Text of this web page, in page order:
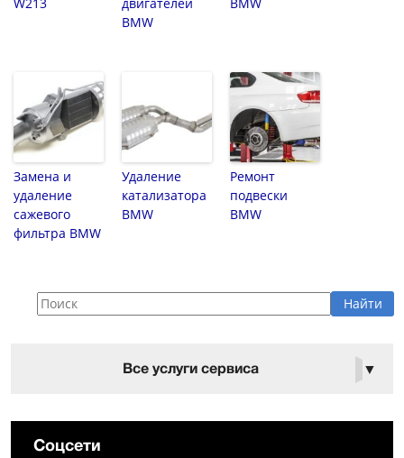
BMW
Замена и
удаление
сажевого
фильтра BMW
Удаление
катализатора
BMW
Ремонт
подвески
BMW
Все услуги сервиса ▼
Соцсети